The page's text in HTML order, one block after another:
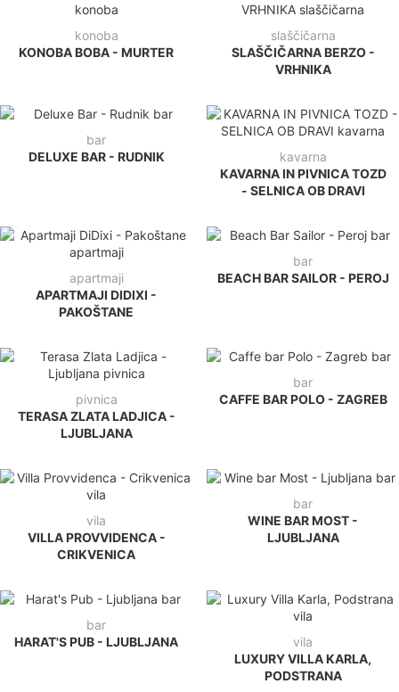
konoba
KONOBA BOBA - MURTER
slaščičarna
SLAŠČIČARNA BERZO -
VRHNIKA
bar
DELUXE BAR - RUDNIK
kavarna
KAVARNA IN PIVNICA TOZD
- SELNICA OB DRAVI
apartmaji
APARTMAJI DIDIXI -
PAKOŠTANE
bar
BEACH BAR SAILOR - PEROJ
pivnica
TERASA ZLATA LADJICA -
LJUBLJANA
bar
CAFFE BAR POLO - ZAGREB
vila
VILLA PROVVIDENCA -
CRIKVENICA
bar
WINE BAR MOST -
LJUBLJANA
bar
HARAT'S PUB - LJUBLJANA
vila
LUXURY VILLA KARLA,
PODSTRANA